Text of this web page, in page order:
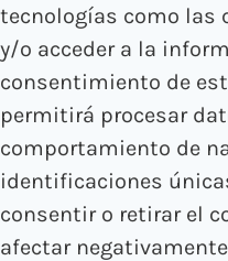
tecnologías como las
y/o acceder a la
consentimiento de
permitirá procesar
comportamiento de
identificaciones
consentir o retirar el
afectar